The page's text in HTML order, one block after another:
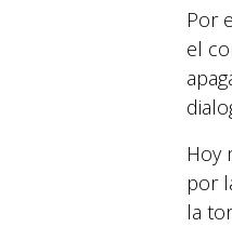
Por
el
Hoy
por
la
© 2026